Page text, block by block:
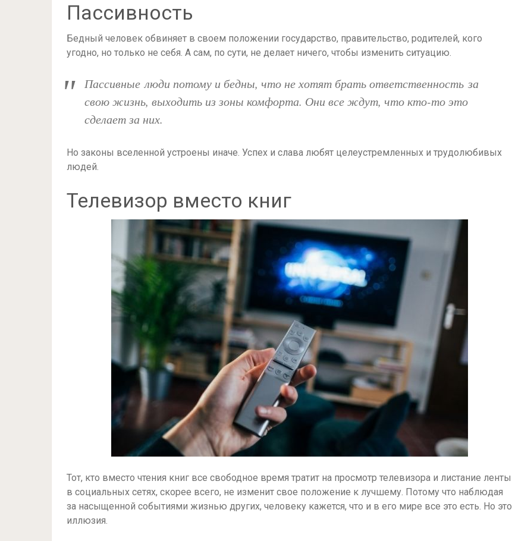
Пассивность
Бедный человек обвиняет в своем положении государство, правительство, родителей, кого
угодно, но только не себя. А сам, по сути, не делает ничего, чтобы изменить ситуацию.
Пассивные люди потому и бедны, что не хотят брать ответственность за
свою жизнь, выходить из зоны комфорта. Они все ждут, что кто-то это
сделает за них.
Но законы вселенной устроены иначе. Успех и слава любят целеустремленных и трудолюбивых
людей.
Телевизор вместо книг
Тот, кто вместо чтения книг все свободное время тратит на просмотр телевизора и листание ленты
в социальных сетях, скорее всего, не изменит свое положение к лучшему. Потому что наблюдая
за насыщенной событиями жизнью других, человеку кажется, что и в его мире все это есть. Но это
иллюзия.